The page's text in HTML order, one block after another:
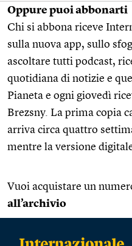
Oppure puoi abbonarti
Chi si abbona riceve
sulla nuova app, sullo
ascoltare tutti podcast,
quotidiana di notizie e
Pianeta e ogni giovedì
Brezsny. La prima copia
arriva circa quattro
mentre la versione
Vuoi acquistare un
all’archivio